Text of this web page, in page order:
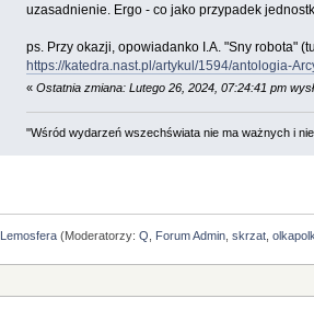
uzasadnienie. Ergo - co jako przypadek
ps. Przy okazji, opowiadanko I.A. "Sny robota"
https://katedra.nast.pl/artykul/1594/antologia-
« Ostatnia zmiana: Lutego 26, 2024, 07:24:41 pm
"Wśród wydarzeń wszechświata nie ma ważnych i
Lemosfera(Moderatorzy: Q Forum Admin, skrzat,